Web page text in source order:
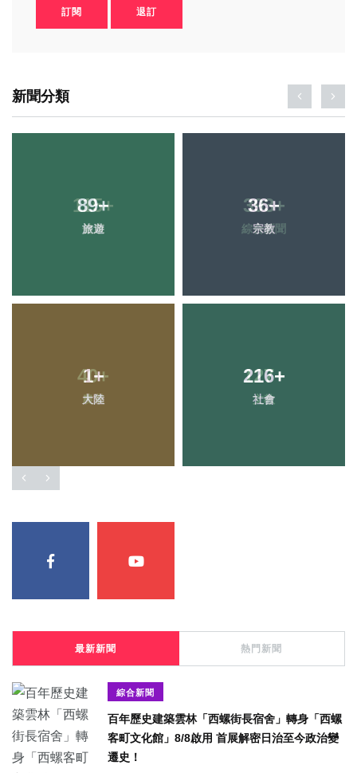
訂閱 退訂
新聞分類
89+
旅遊
36+
宗教
1+
大陸
216+
社會
最新新聞 熱門新聞
綜合新聞
百年歷史建築雲林「西螺街長宿舍」轉身「西螺
客町文化館」8/8啟用 首展解密日治至今政治變
遷史！